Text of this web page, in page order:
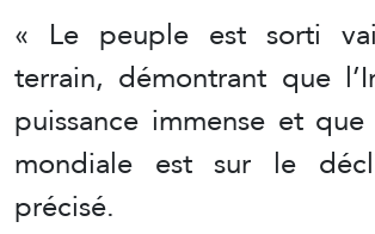
« Le peuple est sorti
terrain, démontrant que
puissance immense et que
mondiale est sur le
précisé.